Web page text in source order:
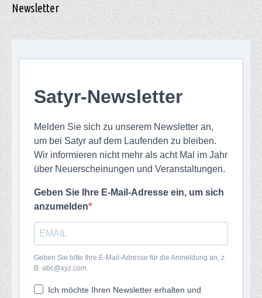
Newsletter
Satyr-Newsletter
Melden Sie sich zu unserem Newsletter an,
um bei Satyr auf dem Laufenden zu bleiben.
Wir informieren nicht mehr als acht Mal im Jahr
über Neuerscheinungen und Veranstaltungen.
Geben Sie Ihre E-Mail-Adresse ein, um sich
anzumelden
Geben Sie bitte Ihre E-Mail-Adresse für die Anmeldung an, z.
B. abc@xyz.com.
Ich möchte Ihren Newsletter erhalten und